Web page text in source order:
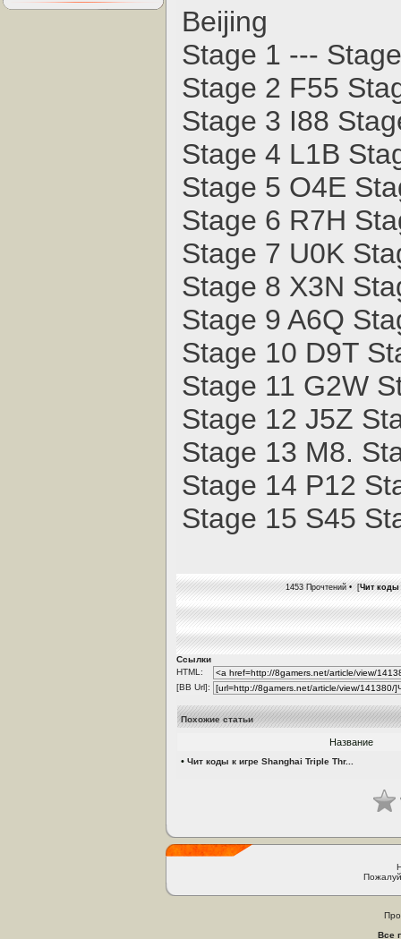
Beijing
Stage 1 ---
Stage 2 F55
Stage 3 I88
Stage 4 L1B
Stage 5 O4E
Stage 6 R7H
Stage 7 U0K
Stage 8 X3N
Stage 9 A6Q
Stage 10 D9T
Stage 11 G2W
Stage 12 J5Z
Stage 13 M8.
Stage 14 P12
Stage 15 S45
1453 Прочтений • [Чит коды
Ссылки
HTML:
[BB Url]:
Похожие статьи
Название
• Чит коды к игре Shanghai Triple Thr...
Все